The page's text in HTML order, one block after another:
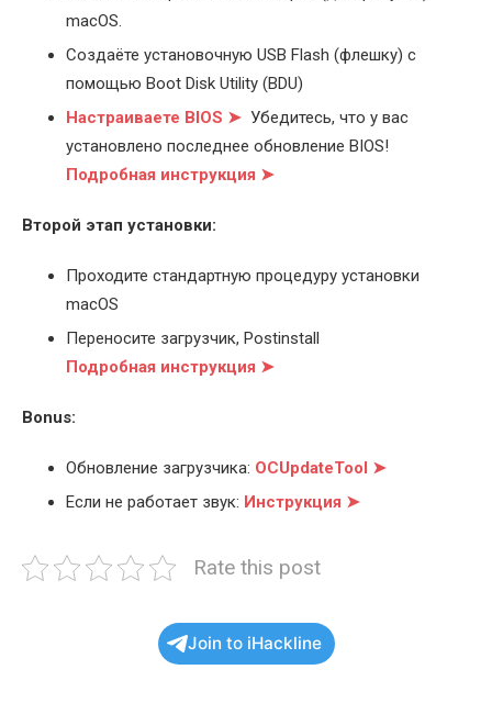
macOS.
Создаёте установочную USB Flash (флешку) с
помощью Boot Disk Utility (BDU)
Настраиваете BIOS ➤ Убедитесь, что у вас
установлено последнее обновление BIOS!
Подробная инструкция ➤
Второй этап установки:
Проходите стандартную процедуру установки
macOS
Переносите загрузчик, Postinstall
Подробная инструкция ➤
Bonus:
Обновление загрузчика: OCUpdateTool ➤
Если не работает звук: Инструкция ➤
Rate this post
Join to iHackline